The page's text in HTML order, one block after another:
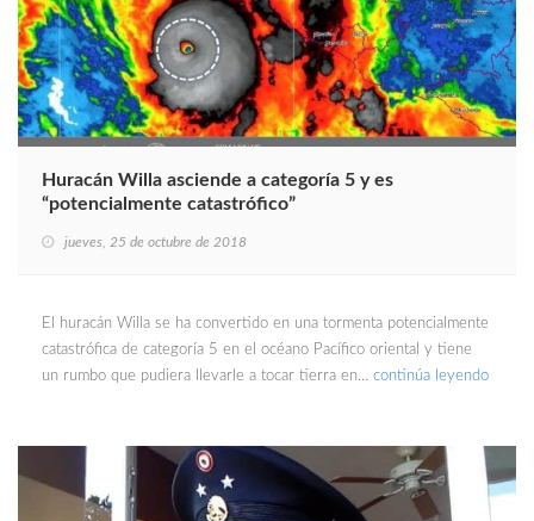
Huracán Willa asciende a categoría 5 y es
“potencialmente catastrófico”
jueves, 25 de octubre de 2018
El huracán Willa se ha convertido en una tormenta potencialmente
catastrófica de categoría 5 en el océano Pacífico oriental y tiene
un rumbo que pudiera llevarle a tocar tierra en… continúa leyendo